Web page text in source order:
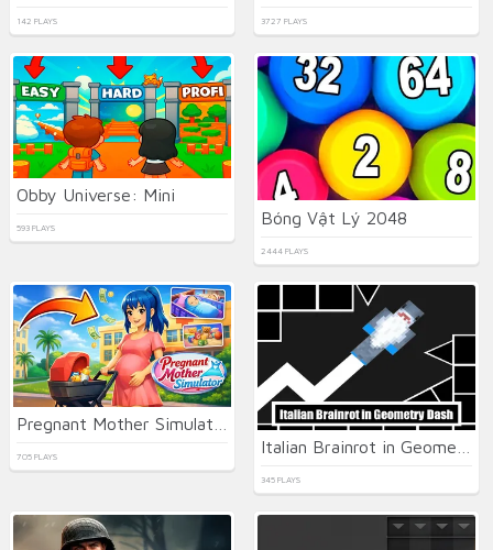
142 PLAYS 3727 PLAYS
Obby Universe: Mini
593 PLAYS Bóng Vật Lý 2048
2444 PLAYS
705 PLAYS
345 PLAYS